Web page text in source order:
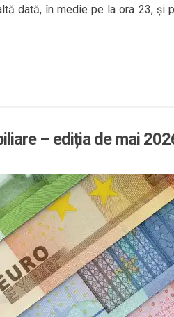
dată, în medie pe la ora 23, și
– ediția de mai